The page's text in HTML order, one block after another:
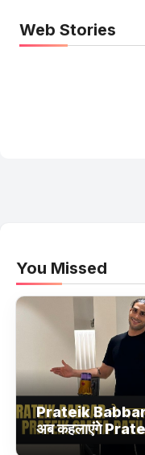
Web Stories
Elvish Yadav: एक
You Missed
Prateik Babbar
अब कहलाएंगे
Patil – जानें क्या है